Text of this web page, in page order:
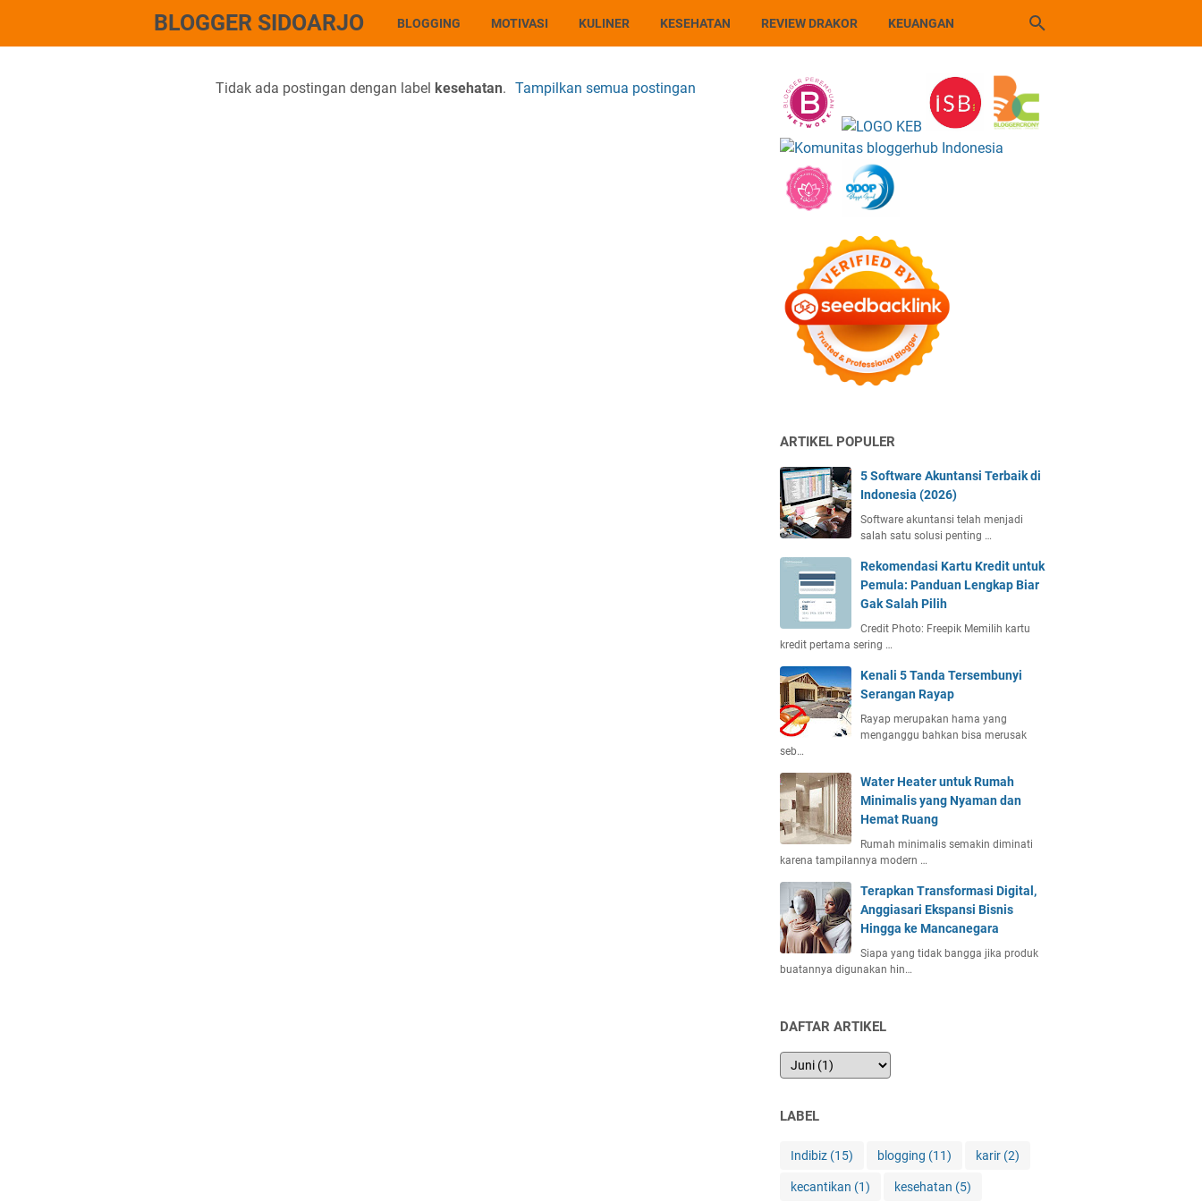
BLOGGER SIDOARJO BLOGGING MOTIVASI KULINER KESEHATAN REVIEW DRAKOR KEUANGAN
Tidak ada postingan dengan label kesehatan. Tampilkan semua postingan
ARTIKEL POPULER
5 Software Akuntansi Terbaik di
Indonesia (2026)
Software akuntansi telah menjadi
salah satu solusi penting …
Rekomendasi Kartu Kredit untuk
Pemula: Panduan Lengkap Biar
Gak Salah Pilih
Credit Photo: Freepik Memilih kartu
kredit pertama sering …
Kenali 5 Tanda Tersembunyi
Serangan Rayap
Rayap merupakan hama yang
menganggu bahkan bisa merusak
seb…
Water Heater untuk Rumah
Minimalis yang Nyaman dan
Hemat Ruang
Rumah minimalis semakin diminati
karena tampilannya modern …
Terapkan Transformasi Digital,
Anggiasari Ekspansi Bisnis
Hingga ke Mancanegara
Siapa yang tidak bangga jika produk
buatannya digunakan hin…
DAFTAR ARTIKEL
LABEL
Indibiz (15) blogging (11) karir (2)
kecantikan (1) kesehatan (5)